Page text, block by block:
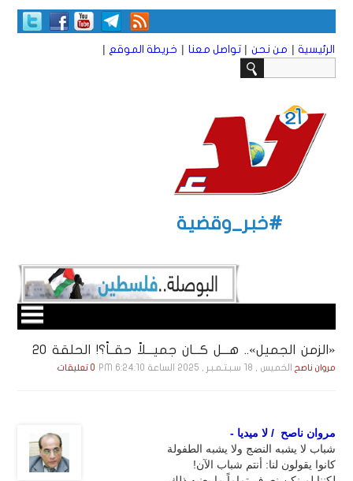
الرئيسية | من نحن | تواصل معنا | خريطة الموقع |
#خبر_وقضية
«الزمن الجميل».. هـــل كـــان جميـــلاً حقــاً؟! الحلقة 20
مروان ناصح الخميس , 18 سـبـتـمـبـر , 2025 الساعة 6:24:10 PM 0 تعليقات
مروان ناصح / لا ميديا -
شباب لا يشبه النضج ولا يشبه الطفولة
كانوا يقولون لنا: أنتم شباب الآن!